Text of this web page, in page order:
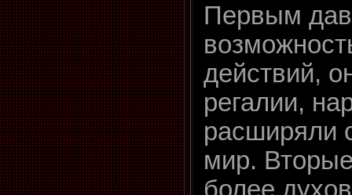
Первым
действий,
регалии,
расширяли
мир.
более